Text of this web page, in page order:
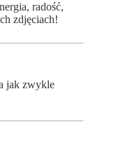
radość,
zdjęciach!
jak zwykle